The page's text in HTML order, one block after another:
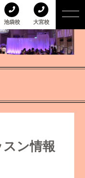
池袋校 大宮校
ン情報